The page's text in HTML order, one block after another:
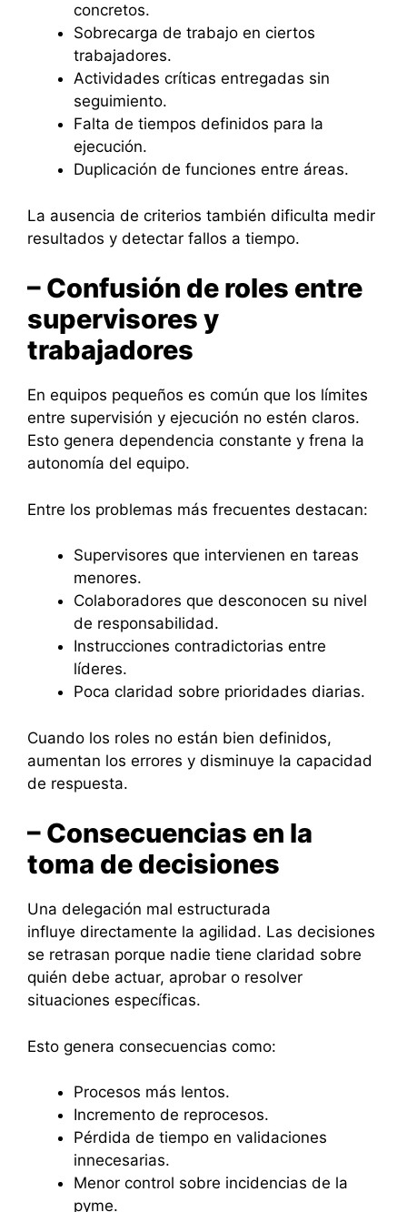
concretos.
Sobrecarga de trabajo en ciertos
trabajadores.
Actividades críticas entregadas sin
seguimiento.
Falta de tiempos definidos para la
ejecución.
Duplicación de funciones entre áreas.
La ausencia de criterios también dificulta medir
resultados y detectar fallos a tiempo.
– Confusión de roles entre
supervisores y
trabajadores
En equipos pequeños es común que los límites
entre supervisión y ejecución no estén claros.
Esto genera dependencia constante y frena la
autonomía del equipo.
Entre los problemas más frecuentes destacan:
Supervisores que intervienen en tareas
menores.
Colaboradores que desconocen su nivel
de responsabilidad.
Instrucciones contradictorias entre
líderes.
Poca claridad sobre prioridades diarias.
Cuando los roles no están bien definidos,
aumentan los errores y disminuye la capacidad
de respuesta.
– Consecuencias en la
toma de decisiones
Una delegación mal estructurada
influye directamente la agilidad. Las decisiones
se retrasan porque nadie tiene claridad sobre
quién debe actuar, aprobar o resolver
situaciones específicas.
Esto genera consecuencias como:
Procesos más lentos.
Incremento de reprocesos.
Pérdida de tiempo en validaciones
innecesarias.
Menor control sobre incidencias de la
pyme.